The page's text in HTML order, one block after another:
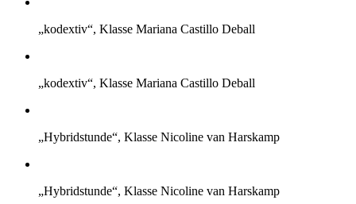
„kodextiv“, Klasse Mariana Castillo Deball
„kodextiv“, Klasse Mariana Castillo Deball
„Hybridstunde“, Klasse Nicoline van Harskamp
„Hybridstunde“, Klasse Nicoline van Harskamp